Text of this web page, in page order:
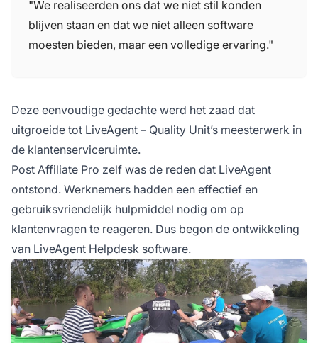
"We realiseerden ons dat we niet stil konden
blijven staan en dat we niet alleen software
moesten bieden, maar een volledige ervaring."
Deze eenvoudige gedachte werd het zaad dat
uitgroeide tot LiveAgent – Quality Unit’s meesterwerk in
de klantenserviceruimte.
Post Affiliate Pro zelf was de reden dat LiveAgent
ontstond. Werknemers hadden een effectief en
gebruiksvriendelijk hulpmiddel nodig om op
klantenvragen te reageren. Dus begon de ontwikkeling
van LiveAgent Helpdesk software.